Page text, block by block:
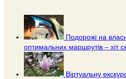
Подорожі на
оптимальних маршрутів – хіт
Віртуальну